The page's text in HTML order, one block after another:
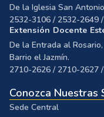
De la Iglesia San
2532-3106 / 2532-2649
Extensión Docente
De la Entrada al
Barrio el Jazmín.
2710-2626 / 2710-2627
Conozca Nuestras
Sede Central